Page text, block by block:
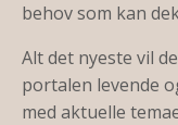
behov som kan
Alt det nyeste vil
portalen levende
med aktuelle